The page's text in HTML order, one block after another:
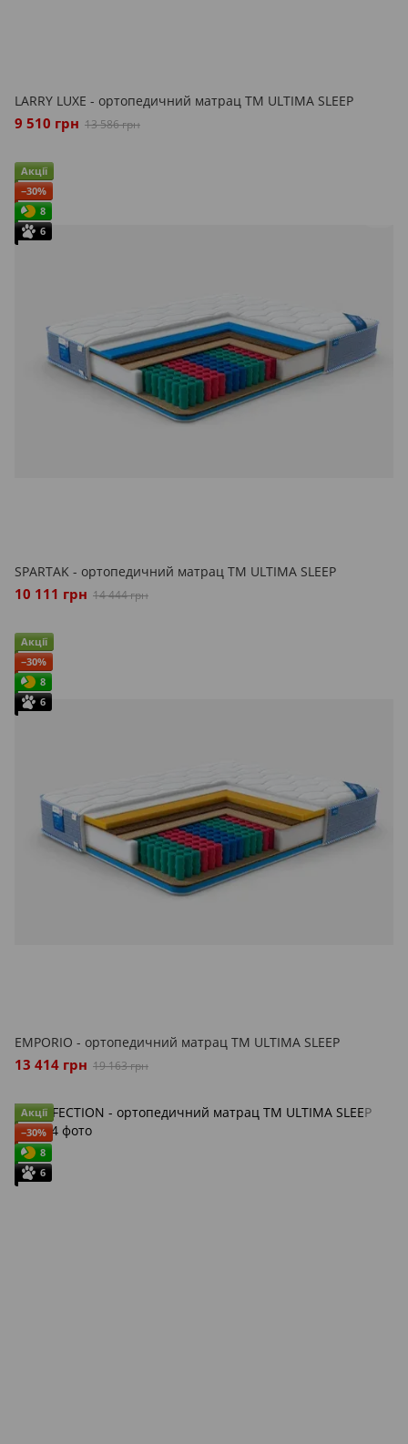
LARRY LUXE - ортопедичний матрац ТМ ULTIMA SLEEP
9 510 грн 13 586 грн
Акції
−30%
8
6
SPARTAK - ортопедичний матрац ТМ ULTIMA SLEEP
10 111 грн 14 444 грн
Акції
−30%
8
6
EMPORIO - ортопедичний матрац ТМ ULTIMA SLEEP
13 414 грн 19 163 грн
Акції
−30%
8
6